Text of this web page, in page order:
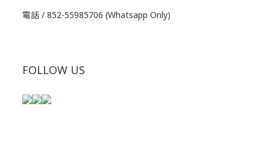
電話 / 852-55985706 (Whatsapp Only)
FOLLOW US